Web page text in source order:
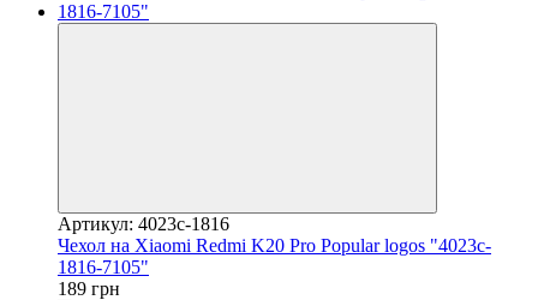
Артикул: 4023c-1816
Чехол на Xiaomi Redmi K20 Pro Popular logos "4023c-
1816-7105"
189 грн